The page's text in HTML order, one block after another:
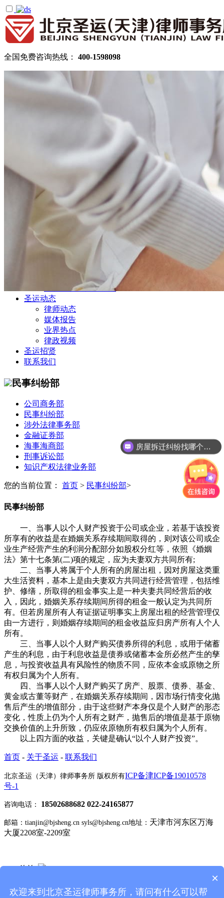
全国免费咨询热线： 400-1598098
律所公告
拆迁律师团队
民商律师团队
部门领域
公司商务部
民事纠纷部
涉外法律事务部
金融证券部
海事海商部
刑事诉讼部
知识产权法律业务部
圣运动态
律师动态
媒体报告
业界热点
律政视频
圣运招贤
联系我们
民事纠纷部
公司商务部
民事纠纷部
涉外法律事务部
金融证券部
海事海商部
刑事诉讼部
知识产权法律业务部
您的当前位置： 首页 > 民事纠纷部>
民事纠纷部
一、当事人以个人财产投资于公司或企业，若基于该投资
所享有的收益是在婚姻关系存续期间取得的，则对该公司或企
业生产经营产生的利润分配部分如股权分红等，依照《婚姻
法》第十七条第(二)项的规定，应为夫妻双方共同所有;
二、当事人将属于个人所有的房屋出租，因对房屋这类重
大生活资料，基本上是由夫妻双方共同进行经营管理，包括维
护、修缮，所取得的租金事实上是一种夫妻共同经营后的收
入，因此，婚姻关系存续期间所得的租金一般认定为共同所
有。但若房屋所有人有证据证明事实上房屋出租的经营管理仅
由一方进行，则婚姻存续期间的租金收益应归房产所有人个人
所有。
三、当事人以个人财产购买债券所得的利息，或用于储蓄
产生的利息，由于利息收益是债券或储蓄本金所必然产生的孳
息，与投资收益具有风险性的物质不同，应依本金或原物之所
有权归属为个人所有。
四、当事人以个人财产购买了房产、股票、债券、基金、
黄金或古董等财产，在婚姻关系存续期间，因市场行情变化抛
售后产生的增值部分，由于这些财产本身仅是个人财产的形态
变化，性质上仍为个人所有之财产，抛售后的增值是基于原物
交换价值的上升所致，仍应依原物所有权归属为个人所有。
以上四方面的收益，关键是确认“以个人财产投资”。
首页 - 关于圣运 - 联系我们
北京圣运（天津）律师事务所 版权所有ICP备津ICP备19010578
号-1
咨询电话： 18502688682 022-24165877
邮箱：tianjin@bjsheng.cn syls@bjsheng.cn地址： 天津市河东区万海
大厦2208室-2209室
Q Q 咨询
关注微博
房屋拆迁纠纷找哪个部门？
×
欢迎来到北京圣运律师事务所，请问有什么可以帮